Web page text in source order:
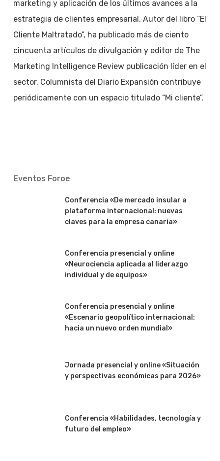
marketing y aplicación de los últimos avances a la
estrategia de clientes empresarial. Autor del libro “El
Cliente Maltratado”, ha publicado más de ciento
cincuenta artículos de divulgación y editor de The
Marketing Intelligence Review publicación líder en el
sector. Columnista del Diario Expansión contribuye
periódicamente con un espacio titulado “Mi cliente”.
Eventos Foroe
Conferencia «De mercado insular a
plataforma internacional: nuevas
claves para la empresa canaria»
Conferencia presencial y online
«Neurociencia aplicada al liderazgo
individual y de equipos»
Conferencia presencial y online
«Escenario geopolítico internacional:
hacia un nuevo orden mundial»
Jornada presencial y online «Situación
y perspectivas económicas para 2026»
Conferencia «Habilidades, tecnología y
futuro del empleo»